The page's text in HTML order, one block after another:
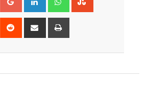
Pinterest Reddit
Share